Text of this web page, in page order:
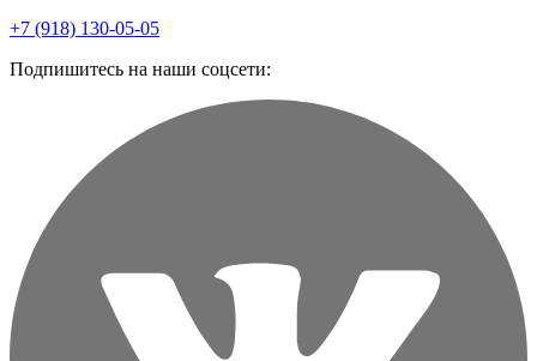
+7 (918) 130-05-05
Подпишитесь на наши соцсети: